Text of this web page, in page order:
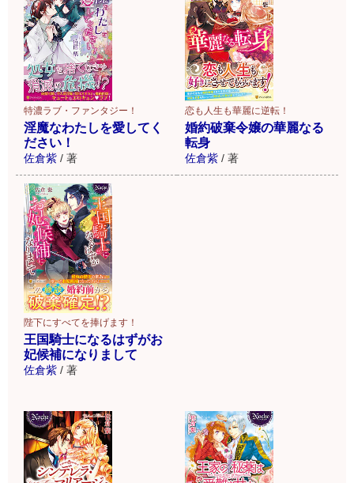
特濃ラブ・ファンタジー！
淫魔なわたしを愛してく
ださい！
佐倉紫 / 著
恋も人生も華麗に逆転！
婚約破棄令嬢の華麗なる
転身
佐倉紫 / 著
陛下にすべてを捧げます！
王国騎士になるはずがお
妃候補になりまして
佐倉紫 / 著